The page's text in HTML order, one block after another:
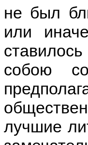
не был
или
собою
лучшие